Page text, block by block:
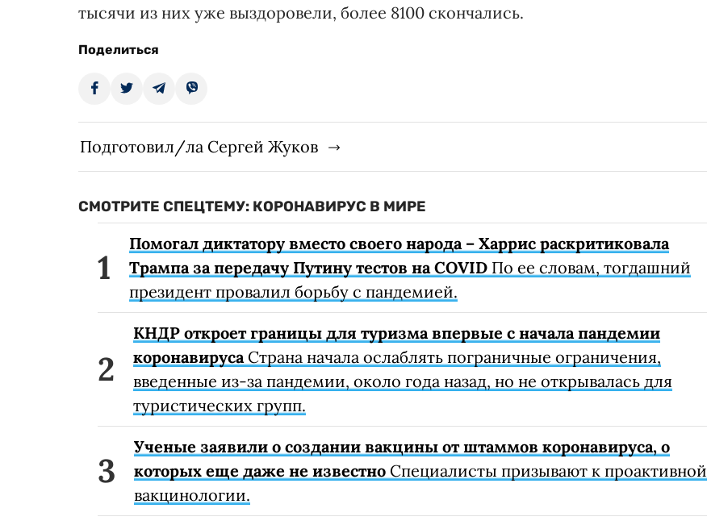
тысячи из них уже выздоровели, более 8100 скончались.
Поделиться
Подготовил/ла Сергей Жуков
СМОТРИТЕ СПЕЦТЕМУ: КОРОНАВИРУС В МИРЕ
Помогал диктатору вместо своего народа – Харрис раскритиковала
Трампа за передачу Путину тестов на COVID По ее словам, тогдашний
президент провалил борьбу с пандемией.
КНДР откроет границы для туризма впервые с начала пандемии
коронавирусаСтрана начала ослаблять пограничные ограничения,
введенные из-за пандемии, около года назад, но не открывалась для
туристических групп.
Ученые заявили о создании вакцины от штаммов коронавируса, о
которых еще даже не известно Специалисты призывают к проактивной
вакцинологии.